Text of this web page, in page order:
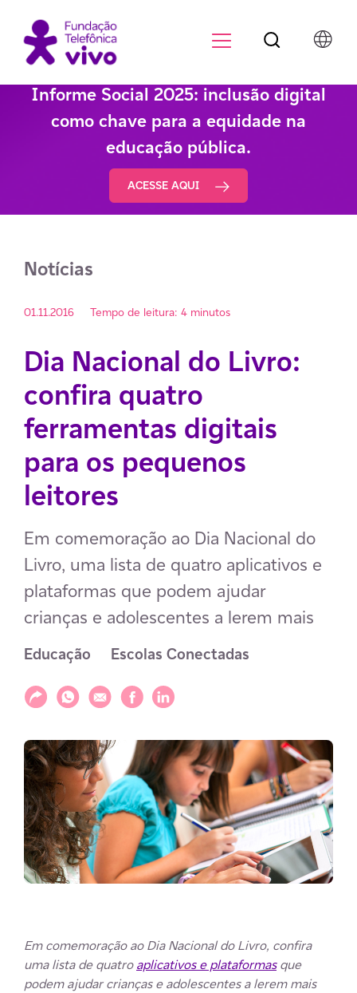
Informe Social 2025: inclusão digital
como chave para a equidade na
educação pública.
ACESSE AQUI
Notícias
01.11.2016 Tempo de leitura: 4 minutos
Dia Nacional do Livro:
confira quatro
ferramentas digitais
para os pequenos
leitores
Em comemoração ao Dia Nacional do
Livro, uma lista de quatro aplicativos e
plataformas que podem ajudar
crianças e adolescentes a lerem mais
Educação Escolas Conectadas
Compartilhar
Compartilhar via WhatsApp
Compartilhar via E-mail
Compartilhar via Facebook
Compartilhar via LinkedIn
Em comemoração ao Dia Nacional do Livro, confira
uma lista de quatroaplicativos e plataformasque
podem ajudar crianças e adolescentes a lerem mais
Botão de